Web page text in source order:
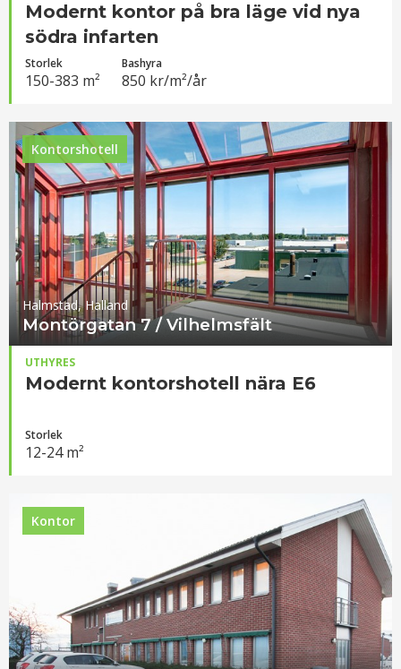
Modernt kontor på bra läge vid nya
södra infarten
Storlek
150-383 m²
Bashyra
850 kr/m²/år
Kontorshotell
Halmstad, Halland
Montörgatan 7 / Vilhelmsfält
UTHYRES
Modernt kontorshotell nära E6
Storlek
12-24 m²
Kontor